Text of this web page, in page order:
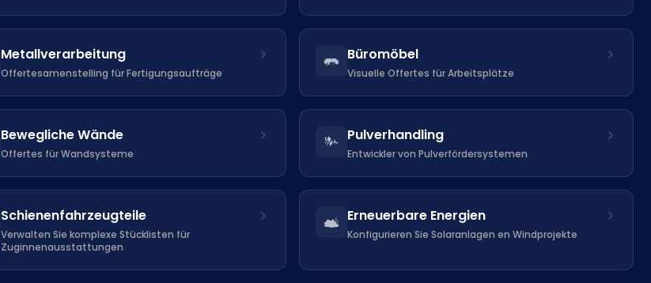
Metallverarbeitung
Offertesamenstelling für Fertigungsaufträge
Büromöbel
Visuelle Offertes für Arbeitsplätze
Bewegliche Wände
Offertes für Wandsysteme
Pulverhandling
Entwickler von Pulverfördersystemen
Schienenfahrzeugteile
Verwalten Sie komplexe Stücklisten für
Zuginnenausstattungen
Erneuerbare Energien
Konfigurieren Sie Solaranlagen en Windprojekte